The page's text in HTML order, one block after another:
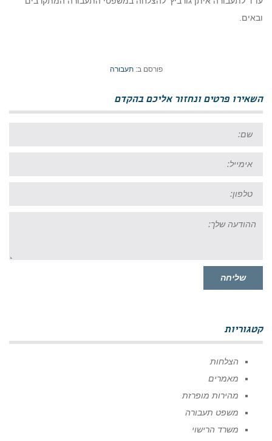
ובאים.
פורסם ב:תעבורה
השאירו פרטים ונחזור אליכם בהקדם
שלך:
שליחה
קטגוריות
הצלחות
מאמרים
מהירות מופרזת
משפט תעבורה
משרד הרישוי